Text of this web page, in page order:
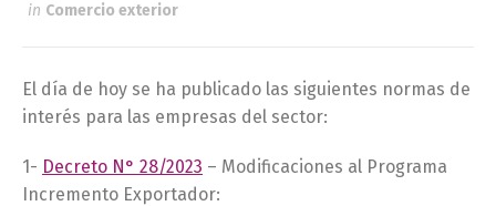
in Comercio exterior
El día de hoy se ha publicado las siguientes normas de
interés para las empresas del sector:
1- Decreto N° 28/2023 – Modificaciones al Programa
Incremento Exportador: